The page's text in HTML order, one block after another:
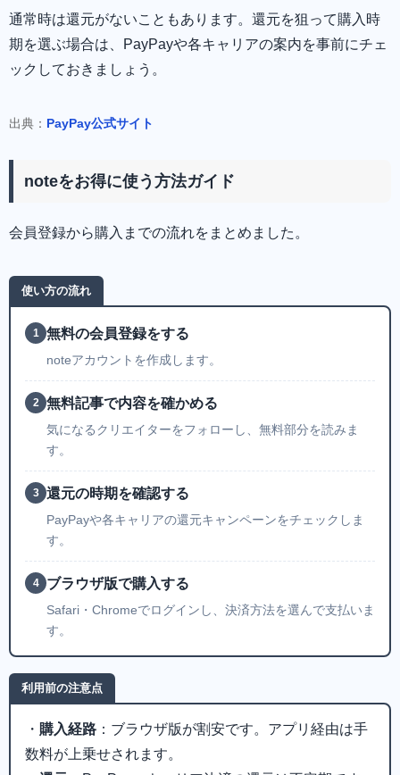
通常時は還元がないこともあります。還元を狙って購入時
期を選ぶ場合は、PayPayや各キャリアの案内を事前にチェ
ックしておきましょう。
出典： PayPay公式サイト
noteをお得に使う方法ガイド
会員登録から購入までの流れをまとめました。
使い方の流れ
1 無料の会員登録をする
noteアカウントを作成します。
2 無料記事で内容を確かめる
気になるクリエイターをフォローし、無料部分を読みま
す。
3 還元の時期を確認する
PayPayや各キャリアの還元キャンペーンをチェックしま
す。
4 ブラウザ版で購入する
Safari・Chromeでログインし、決済方法を選んで支払いま
す。
利用前の注意点
・ 購入経路 ：ブラウザ版が割安です。アプリ経由は手
数料が上乗せされます。